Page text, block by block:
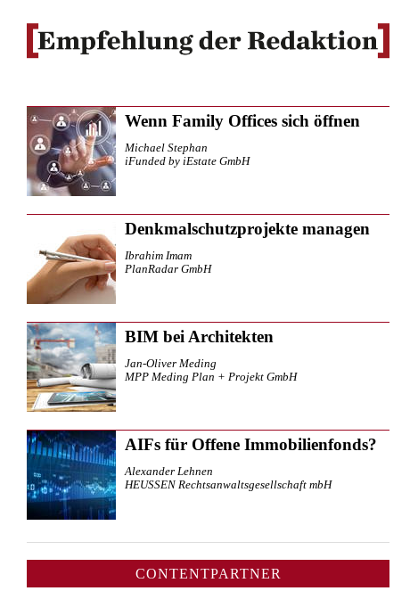
Wenn Family Offices sich öffnen
Michael Stephan
iFunded by iEstate GmbH
Denkmalschutzprojekte managen
Ibrahim Imam
PlanRadar GmbH
BIM bei Architekten
Jan-Oliver Meding
MPP Meding Plan + Projekt GmbH
AIFs für Offene Immobilienfonds?
Alexander Lehnen
HEUSSEN Rechtsanwaltsgesellschaft mbH
CONTENTPARTNER